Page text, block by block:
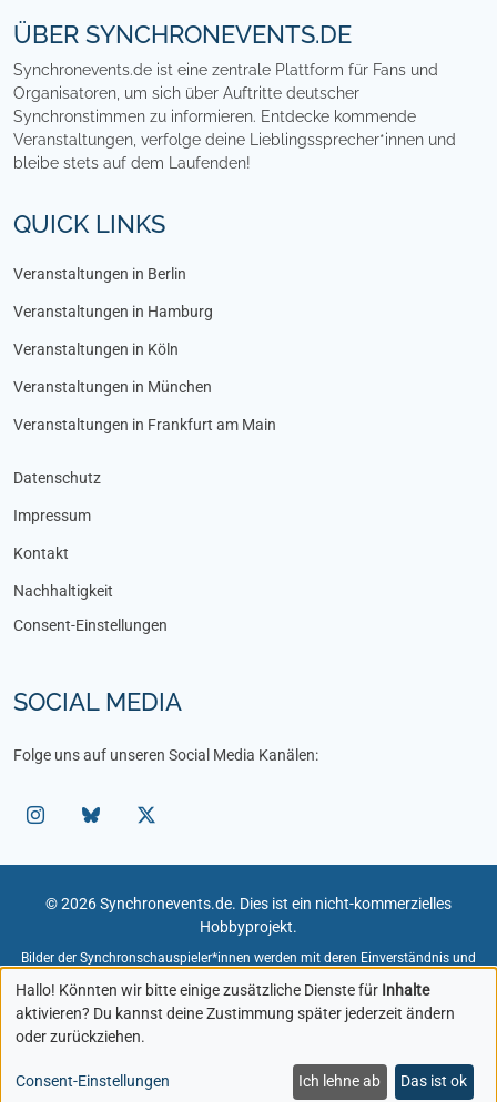
ÜBER SYNCHRONEVENTS.DE
Synchronevents.de ist eine zentrale Plattform für Fans und
Organisatoren, um sich über Auftritte deutscher
Synchronstimmen zu informieren. Entdecke kommende
Veranstaltungen, verfolge deine Lieblingssprecher*innen und
bleibe stets auf dem Laufenden!
QUICK LINKS
Veranstaltungen in Berlin
Veranstaltungen in Hamburg
Veranstaltungen in Köln
Veranstaltungen in München
Veranstaltungen in Frankfurt am Main
Datenschutz
Impressum
Kontakt
Nachhaltigkeit
Consent-Einstellungen
SOCIAL MEDIA
Folge uns auf unseren Social Media Kanälen:
© 2026 Synchronevents.de. Dies ist ein nicht-kommerzielles
Hobbyprojekt.
Bilder der Synchronschauspieler*innen werden mit deren Einverständnis und
Bildmaterial zu Rollen und Figuren dient der redaktionellen Darstellung im
Rahmen von Veranstaltungen. Rechte an diesen Bildern liegen bei den
kontaktieren Sie mich bitte.
Hallo! Könnten wir bitte einige zusätzliche Dienste für Inhalte
aktivieren? Du kannst deine Zustimmung später jederzeit ändern
oder zurückziehen.
Consent-Einstellungen Ich lehne ab Das ist ok